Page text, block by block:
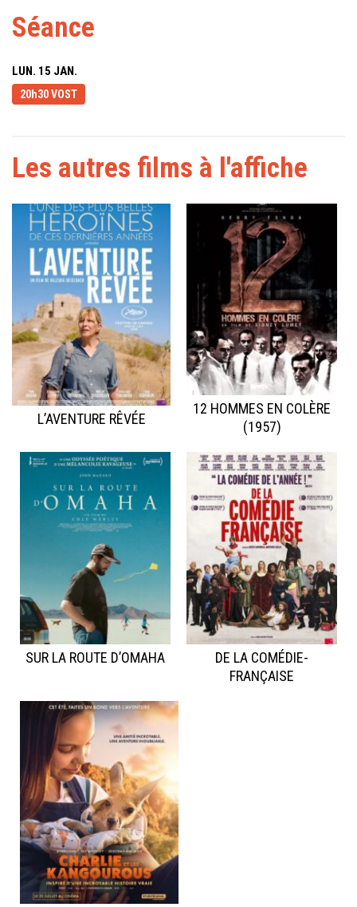
Séance
LUN. 15 JAN.
20h30 VOST
Les autres films à l'affiche
L’AVENTURE RÊVÉE
12 HOMMES EN COLÈRE
(1957)
SUR LA ROUTE D’OMAHA
DE LA COMÉDIE-
FRANÇAISE